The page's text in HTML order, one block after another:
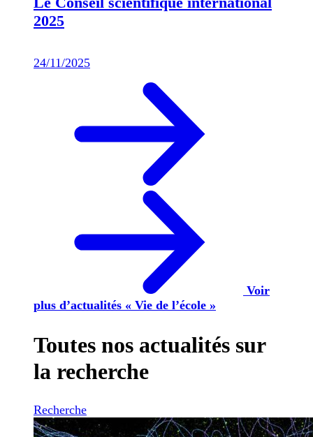
2025
24/11/2025
Voir
plus d’actualités « Vie de l’école »
Toutes nos actualités sur
la recherche
Recherche